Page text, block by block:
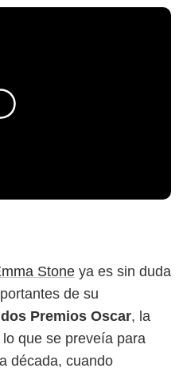
Stone ya es sin duda
de su
Premios Oscar, la
que se preveía para
década, cuando